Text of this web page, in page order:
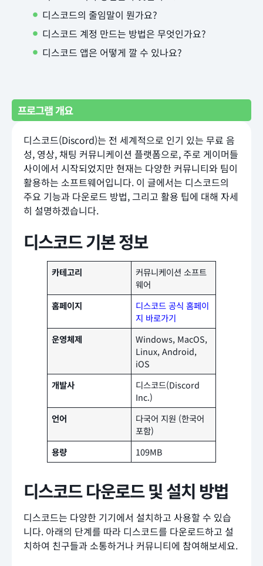
디스코드의 줄임말이 뭔가요?
디스코드 계정 만드는 방법은 무엇인가요?
디스코드 앱은 어떻게 깔 수 있나요?
프로그램 개요
디스코드(Discord)는 전 세계적으로 인기 있는 무료 음
성, 영상, 채팅 커뮤니케이션 플랫폼으로, 주로 게이머들
사이에서 시작되었지만 현재는 다양한 커뮤니티와 팀이
활용하는 소프트웨어입니다. 이 글에서는 디스코드의
주요 기능과 다운로드 방법, 그리고 활용 팁에 대해 자세
히 설명하겠습니다.
디스코드 기본 정보
카테고리
커뮤니케이션 소프트
웨어
홈페이지
디스코드 공식 홈페이
지 바로가기
운영체제
Windows, MacOS,
Linux, Android,
iOS
개발사
디스코드(Discord
Inc.)
언어
다국어 지원 (한국어
포함)
용량
109MB
디스코드 다운로드 및 설치 방법
디스코드는 다양한 기기에서 설치하고 사용할 수 있습
니다. 아래의 단계를 따라 디스코드를 다운로드하고 설
치하여 친구들과 소통하거나 커뮤니티에 참여해보세요.